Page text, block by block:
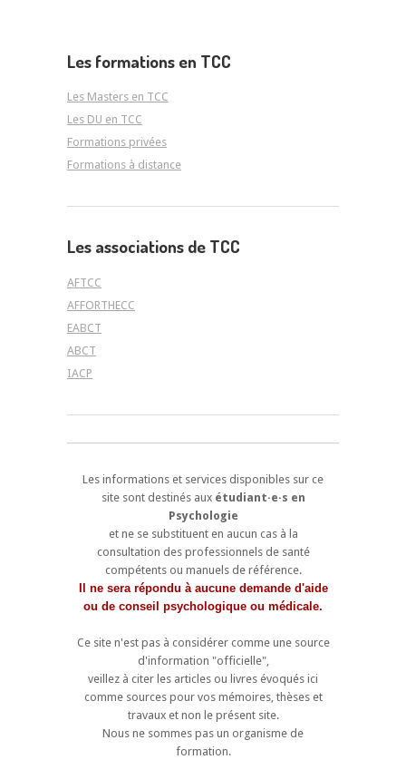
Les formations en TCC
Les Masters en TCC
Les DU en TCC
Formations privées
Formations à distance
Les associations de TCC
AFTCC
AFFORTHECC
EABCT
ABCT
IACP
Les informations et services disponibles sur ce
site sont destinés aux étudiant·e·s en
Psychologie
et ne se substituent en aucun cas à la
consultation des professionnels de santé
compétents ou manuels de référence.
Il ne sera répondu à aucune demande d'aide
ou de conseil psychologique ou médicale.
Ce site n'est pas à considérer comme une source
d'information "officielle",
veillez à citer les articles ou livres évoqués ici
comme sources pour vos mémoires, thèses et
travaux et non le présent site.
Nous ne sommes pas un organisme de
formation.